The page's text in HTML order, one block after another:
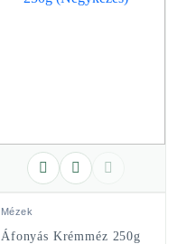
Mézek
Áfonyás Krémméz 250g